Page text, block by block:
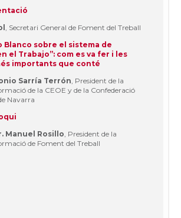
, Secretari General de Foment del Treball
Blanco sobre el sistema de
el Trabajo”: com es va fer i les
importants que conté
Sarría Terrón , President de la
de la CEOE y de la Confederació
Navarra
Manuel Rosillo , President de la
de Foment del Treball